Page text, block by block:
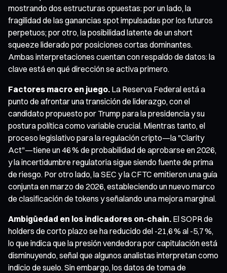
mostrando dos estructuras opuestas: por un lado, la
fragilidad de las ganancias spot impulsadas por los futuros
perpetuos; por otro, la posibilidad latente de un short
squeeze liderado por posiciones cortas dominantes.
Ambas interpretaciones cuentan con respaldo de datos: la
clave está en qué dirección se activa primero.
Factores macro en juego. La Reserva Federal está a
punto de afrontar una transición de liderazgo, con el
candidato propuesto por Trump para la presidencia y su
postura política como variable crucial. Mientras tanto, el
proceso legislativo para la regulación cripto—la "Clarity
Act"—tiene un 46 % de probabilidad de aprobarse en 2026,
y la incertidumbre regulatoria sigue siendo fuente de prima
de riesgo. Por otro lado, la SEC y la CFTC emitieron una guía
conjunta en marzo de 2026, estableciendo un nuevo marco
de clasificación de tokens y señalando una mejora marginal.
Ambigüedad en los indicadores on-chain. El SOPR de
holders de corto plazo se ha reducido del -21,6 % al -5,7 %,
lo que indica que la presión vendedora por capitulación está
disminuyendo, señal que algunos analistas interpretan como
indicio de suelo. Sin embargo, los datos de toma de